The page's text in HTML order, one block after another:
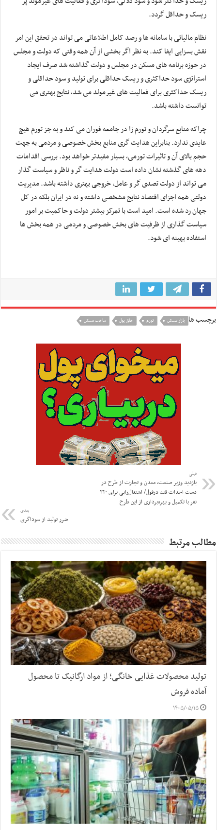
ریسک و حداقل گردد.
نظام مالیاتی با سامانه ها و رصد کامل اطلاعاتی می تواند در تحقق این امر
نقش بسزایی ایفا کند. به نظر اگر بخشی از آن همه وقتی که دولت و مجلس
در حوزه برنامه های مسکن در مجلس و دولت گذاشته شد صرف ایجاد
استراتژی سود حداکثری و ریسک حداقلی برای تولید و سود حداقلی و
ریسک حداکثری برای فعالیت های غیرمولد می شد، نتایج بهتری می
توانست داشته باشد.
چراکه منابع سرگردان و تورم زا در جامعه فوران می کند و به جز تورم هیچ
عایدی ندارد. بنابراین هدایت گری منابع بخش خصوصی و مردمی به جهت
حجم بالای آن و تاثیرات تورمی، بسیار مفیدتر خواهد بود. بررسی اقدامات
دهه های گذشته نشان داده است دولت هدایت گر و ناظر و سیاست گذار
می تواند از دولت تصدی گر و عامل، خروجی بهتری داشته باشد. مدیریت
دولتی همه اجزای اقتصاد نتایج مشخصی داشته و نه در ایران بلکه در کل
جهان رد شده است. امید است با تمرکز بیشتر دولت و حاکمیت بر امور
سیاست گذاری از ظرفیت های بخش خصوصی و مردمی در همه بخش ها
استفاده بهینه ای شود.
برچسب ها بازار مسکن تورم خلق پول ساخت مسکن
قبلی
بازدید وزیر صنعت، معدن و تجارت از طرح در
دست احداث قند دزفول/ اشتغال‌زایی برای ۳۲۰
نفر با تکمیل و بهره‌برداری از این طرح
بعدی
ضرر تولید از سوداگری
مطالب مرتبط
تولید محصولات غذایی خانگی؛ از مواد ارگانیک تا محصول
آماده فروش
۱۴۰۵/۰۵/۱۵